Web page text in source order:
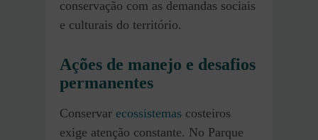
conservação com as demandas sociais
e culturais do território.
Ações de manejo e desafios
permanentes
Conservar ecossistemas costeiros
exige atenção constante. No Parque